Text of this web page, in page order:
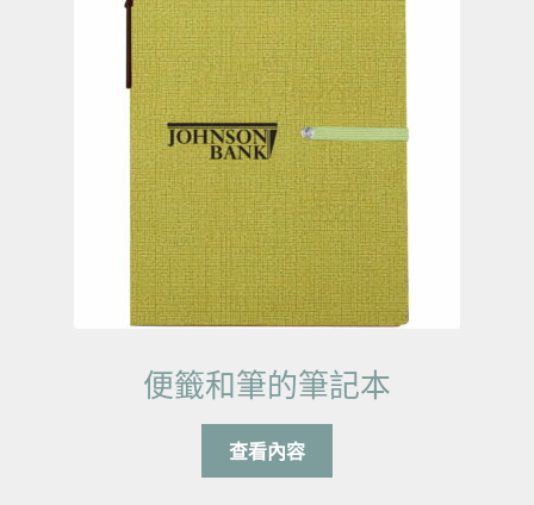
便籤和筆的筆記本
查看內容